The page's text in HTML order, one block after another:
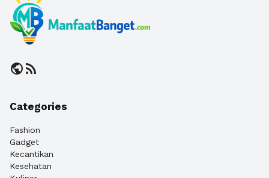
publicrss_feed
Categories
Fashion
Gadget
Kecantikan
Kesehatan